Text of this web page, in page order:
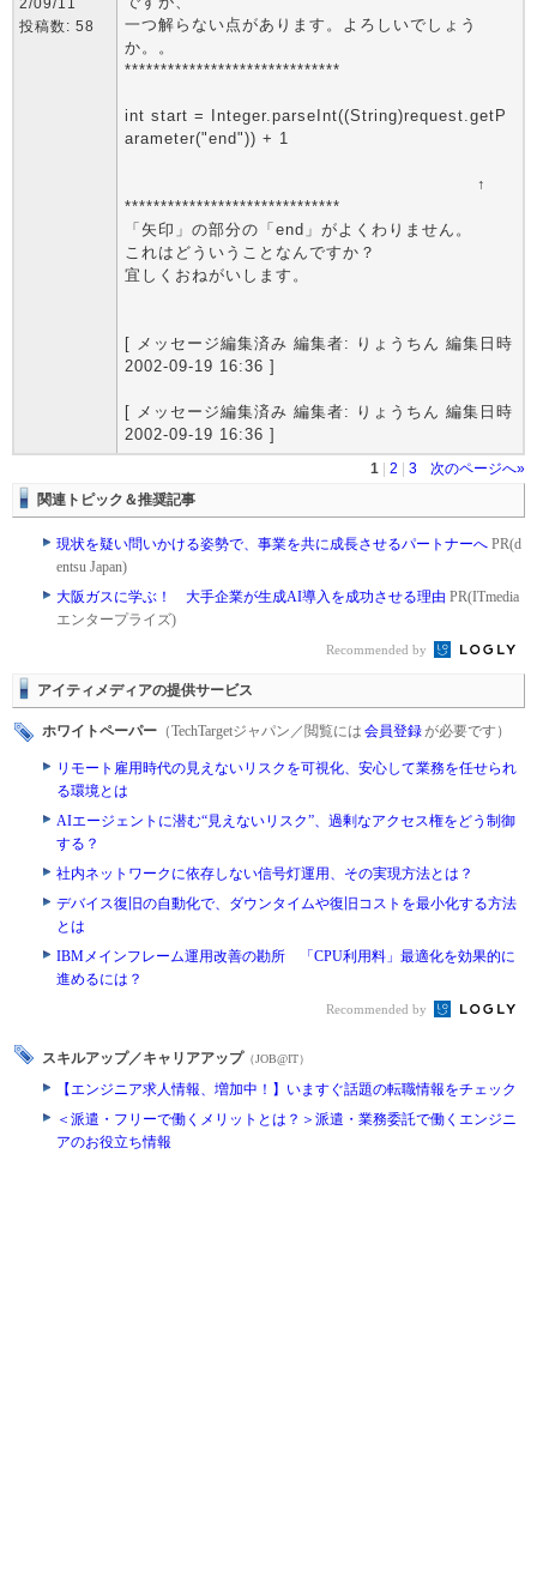
2/09/11
投稿数: 58
一つ解らない点があります。よろしいでしょう
か。。
******************************
int start = Integer.parseInt((String)request.getP
arameter("end")) + 1
↑
******************************
「矢印」の部分の「end」がよくわりません。
これはどういうことなんですか？
宜しくおねがいします。
[ メッセージ編集済み 編集者: りょうちん 編集日時
2002-09-19 16:36 ]
[ メッセージ編集済み 編集者: りょうちん 編集日時
2002-09-19 16:36 ]
1 2 3
次のページへ»
関連トピック＆推奨記事
現状を疑い問いかける姿勢で、事業を共に成長させるパートナーへ PR(d
entsu Japan)
大阪ガスに学ぶ！ 大手企業が生成AI導入を成功させる理由 PR(ITmedia
エンタープライズ)
Recommended by
アイティメディアの提供サービス
ホワイトペーパー （TechTargetジャパン／閲覧には 会員登録が必要です）
リモート雇用時代の見えないリスクを可視化、安心して業務を任せられ
る環境とは
AIエージェントに潜む“見えないリスク”、過剰なアクセス権をどう制御
する？
社内ネットワークに依存しない信号灯運用、その実現方法とは？
デバイス復旧の自動化で、ダウンタイムや復旧コストを最小化する方法
とは
IBMメインフレーム運用改善の勘所 「CPU利用料」最適化を効果的に
進めるには？
Recommended by
スキルアップ／キャリアアップ （JOB@IT）
【エンジニア求人情報、増加中！】いますぐ話題の転職情報をチェック
＜派遣・フリーで働くメリットとは？＞派遣・業務委託で働くエンジニ
アのお役立ち情報